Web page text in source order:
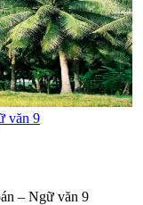
văn 9
– Ngữ văn 9